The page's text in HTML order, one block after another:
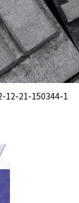
12-21-150344-1